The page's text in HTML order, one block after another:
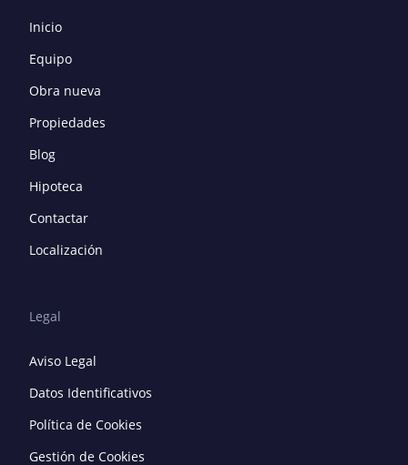
Inicio
Equipo
Obra nueva
Propiedades
Blog
Hipoteca
Contactar
Localización
Legal
Aviso Legal
Datos Identificativos
Política de Cookies
Gestión de Cookies